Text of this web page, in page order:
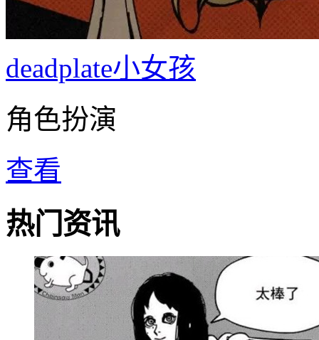
deadplate小女孩
角色扮演
查看
热门资讯